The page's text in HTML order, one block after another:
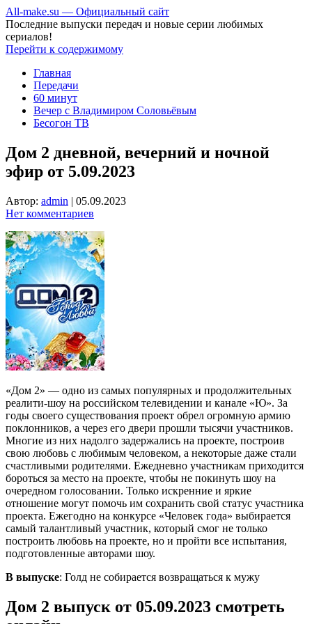
All-make.su — Официальный сайт
Последние выпуски передач и новые серии любимых
сериалов!
Перейти к содержимому
Главная
Передачи
60 минут
Вечер с Владимиром Соловьёвым
Бесогон ТВ
Дом 2 дневной, вечерний и ночной
эфир от 5.09.2023
Автор: admin | 05.09.2023
Нет комментариев
«Дом 2» — одно из самых популярных и продолжительных
реалити-шоу на российском телевидении и канале «Ю». За
годы своего существования проект обрел огромную армию
поклонников, а через его двери прошли тысячи участников.
Многие из них надолго задержались на проекте, построив
свою любовь с любимым человеком, а некоторые даже стали
счастливыми родителями. Ежедневно участникам приходится
бороться за место на проекте, чтобы не покинуть шоу на
очередном голосовании. Только искренние и яркие
отношение могут помочь им сохранить свой статус участника
проекта. Ежегодно на конкурсе «Человек года» выбирается
самый талантливый участник, который смог не только
построить любовь на проекте, но и пройти все испытания,
подготовленные авторами шоу.
В выпуске: Голд не собирается возвращаться к мужу
Дом 2 выпуск от 05.09.2023 смотреть